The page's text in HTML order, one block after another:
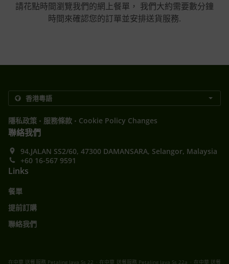
請花點時間瀏覽我們的網上餐單， 我們大約需要數分鐘
時間來確認您的訂單並安排送貨服務.
隱私政策 . 服務條款 . Cookie Policy Changes
聯絡我們
94,JALAN SS2/60, 47300 DAMANSARA, Selangor, Malaysia
+60 16-567 9591
Links
餐單
提前訂購
聯絡我們
在中華 送餐服務 Petaling Jaya Ss 22 . 在中華 送餐服務 Petaling Jaya Ss 22a . 在中華 送餐